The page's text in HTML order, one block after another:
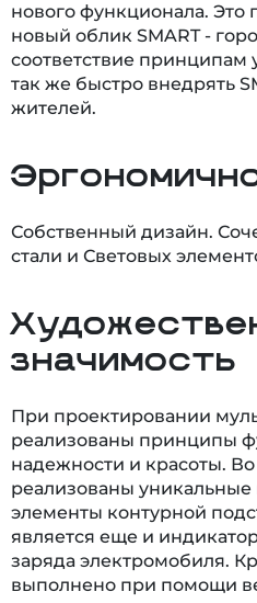
нового функционала. Это
новый облик SMART -
соответствие принципам
так же быстро внедрять
жителей.
Собственный дизайн.
стали и Световых
значимость
При проектировании
реализованы принципы
надежности и красоты.
реализованы
элементы контурной
является еще и
заряда электромобиля.
выполнено при помощи